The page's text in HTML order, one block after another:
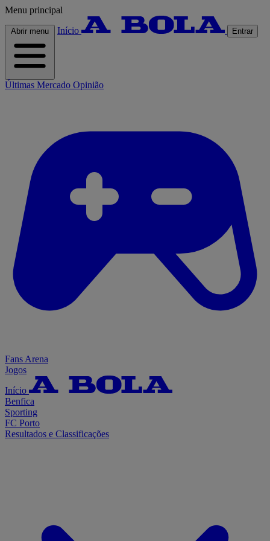
Menu principal
Abrir menu Início Entrar
Últimas Mercado Opinião
Fans Arena
Jogos
Início
Benfica
Sporting
FC Porto
Resultados e Classificações